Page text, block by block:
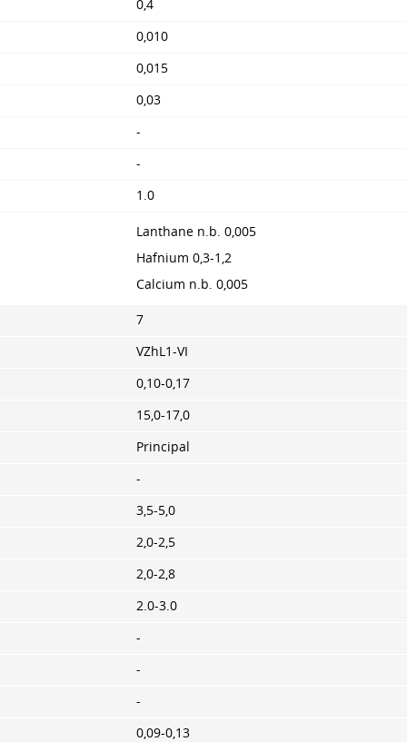
0,4
0,010
0,015
0,03
-
-
1.0
Lanthane n.b. 0,005
Hafnium 0,3-1,2
Calcium n.b. 0,005
7
VZhL1-VI
0,10-0,17
15,0-17,0
Principal
-
3,5-5,0
2,0-2,5
2,0-2,8
2.0-3.0
-
-
-
0,09-0,13